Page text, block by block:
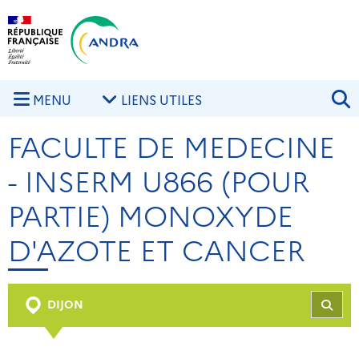
Aller au contenu principal
MENU LIENS UTILES
FACULTE DE MEDECINE
- INSERM U866 (POUR
PARTIE) MONOXYDE
D'AZOTE ET CANCER
DIJON